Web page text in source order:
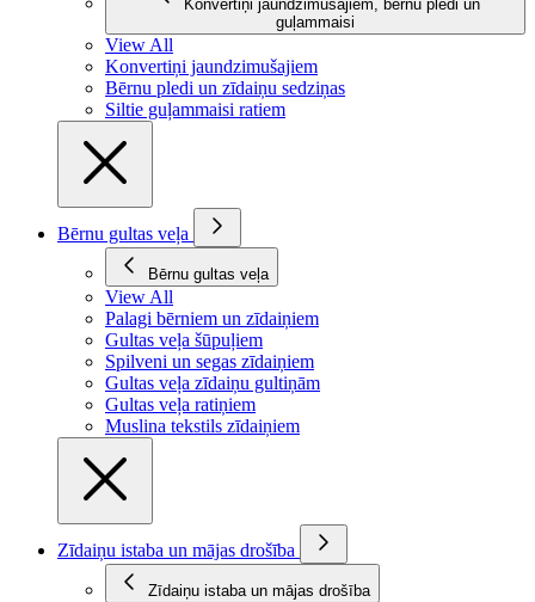
Konvertiņi jaundzimušajiem, bērnu pledi un
guļammaisi
View All
Konvertiņi jaundzimušajiem
Bērnu pledi un zīdaiņu sedziņas
Siltie guļammaisi ratiem
Bērnu gultas veļa
Bērnu gultas veļa
View All
Palagi bērniem un zīdaiņiem
Gultas veļa šūpuļiem
Spilveni un segas zīdaiņiem
Gultas veļa zīdaiņu gultiņām
Gultas veļa ratiņiem
Muslina tekstils zīdaiņiem
Zīdaiņu istaba un mājas drošība
Zīdaiņu istaba un mājas drošība